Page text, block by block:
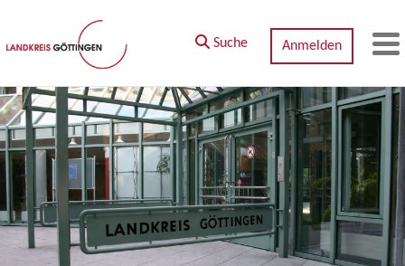
Zum Hauptinhalt springen
Suche Anmelden